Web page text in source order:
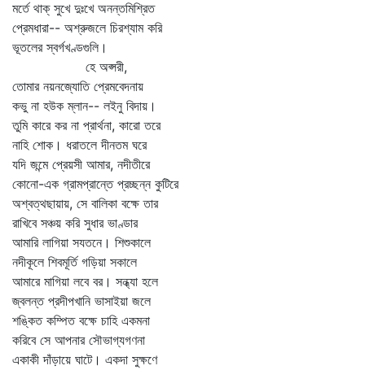
মর্তে থাক্‌ সুখে দুঃখে অনন্তমিশ্রিত
প্রেমধারা-- অশ্রুজলে চিরশ্যাম করি
ভূতলের স্বর্গখণ্ডগুলি।
হে অপ্সরী,
তোমার নয়নজ্যোতি প্রেমবেদনায়
কভু না হউক ম্লান-- লইনু বিদায়।
তুমি কারে কর না প্রার্থনা, কারো তরে
নাহি শোক। ধরাতলে দীনতম ঘরে
যদি জন্মে প্রেয়সী আমার, নদীতীরে
কোনো-এক গ্রামপ্রান্তে প্রচ্ছন্ন কুটিরে
অশ্বত্থছায়ায়, সে বালিকা বক্ষে তার
রাখিবে সঞ্চয় করি সুধার ভাণ্ডার
আমারি লাগিয়া সযতনে। শিশুকালে
নদীকূলে শিবমূর্তি গড়িয়া সকালে
আমারে মাগিয়া লবে বর। সন্ধ্যা হলে
জ্বলন্ত প্রদীপখানি ভাসাইয়া জলে
শঙ্কিত কম্পিত বক্ষে চাহি একমনা
করিবে সে আপনার সৌভাগ্যগণনা
একাকী দাঁড়ায়ে ঘাটে। একদা সুক্ষণে